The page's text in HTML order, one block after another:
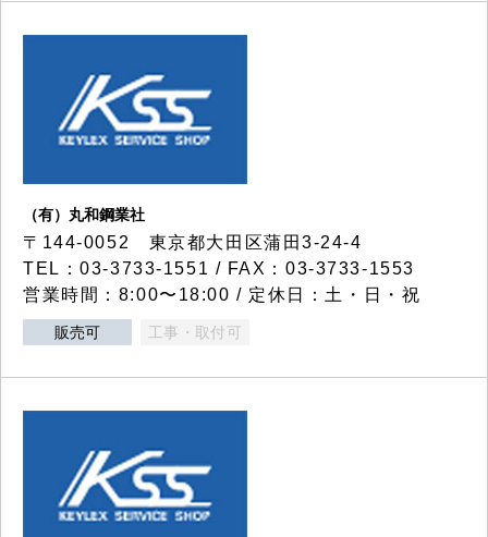
（有）丸和鋼業社
〒144-0052 東京都大田区蒲田3-24-4
TEL：03-3733-1551 / FAX：03-3733-1553
営業時間：8:00〜18:00 / 定休日：土・日・祝
販売可 工事・取付可